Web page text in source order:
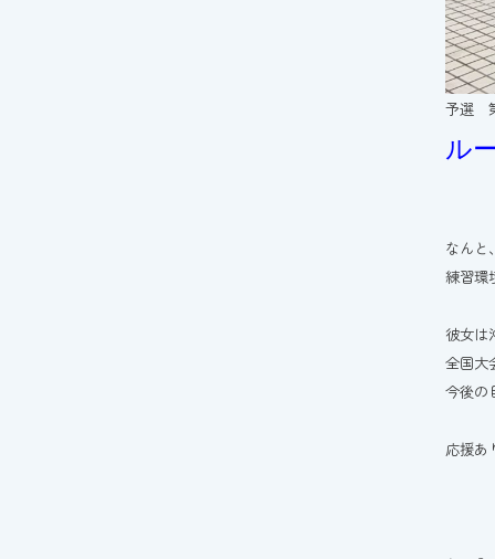
予選
ル
なんと
練習環
彼女は
全国大
今後の
応援あ